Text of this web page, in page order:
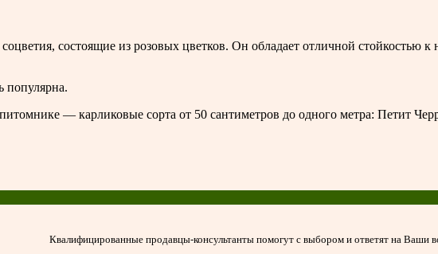
состоящие из розовых цветков. Он обладает отличной
популярна.
— карликовые сорта от 50 сантиметров до одного метра: Петит
Квалифицированные продавцы-консультанты помогут с выбором и ответят на Ваши